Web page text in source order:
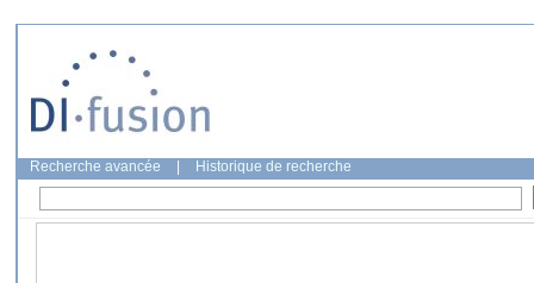
Recherche avancée Historique de recherche